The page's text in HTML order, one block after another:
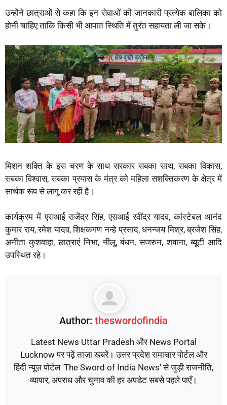
उन्होंने छात्राओं से कहा कि इन सेवाओं की जानकारी प्रत्येक बालिका को
होनी चाहिए ताकि किसी भी आपात स्थिति में तुरंत सहायता ली जा सके।
मिशन शक्ति के इस चरण के साथ सरकार सबका साथ, सबका विकास,
सबका विश्वास, सबका प्रयास के मंत्र को महिला सशक्तिकरण के क्षेत्र में
सार्थक रूप से लागू कर रही है।
कार्यक्रम में एसआई राजेंद्र सिंह, एसआई रवींद्र यादव, कांस्टेबल आनंद
कुमार राय, रमेश यादव, शिक्षकगण नन्हे प्रसाद, धनन्जय मिश्र, ब्रजेश सिंह,
अनीता कुशवाहा, छात्राएं निभा, नीलू, बंधन, सजरुन, शबाना, ब्यूटी आदि
उपस्थित रहे।
Author: theswordofindia
Latest News Uttar Pradesh और News Portal
Lucknow पर पढ़ें ताज़ा खबरें। उत्तर प्रदेश समाचार पोर्टल और
हिंदी न्यूज़ पोर्टल 'The Sword of India News' से जुड़ी राजनीति,
व्यापार, अपराध और चुनाव की हर अपडेट सबसे पहले पाएँ।